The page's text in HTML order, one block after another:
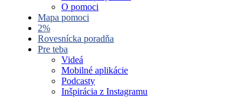
O pomoci
Mapa pomoci
2%
Rovesnícka poradňa
Pre teba
Videá
Mobilné aplikácie
Podcasty
Inšpirácia z Instagramu